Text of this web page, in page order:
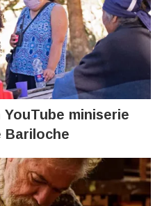
miniserie
Bariloche